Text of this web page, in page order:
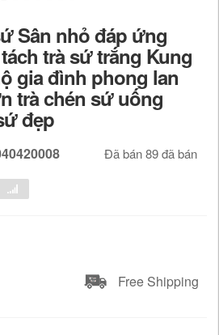
Sân nhỏ đáp ứng
trà sứ trắng Kung
gia đình phong lan
trà chén sứ uống
đẹp
Đã bán 89 đã bán
Free Shipping